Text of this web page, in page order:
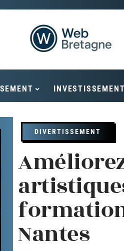
INVESTISSEMENT
DIVERTISSEMENT
Nantes